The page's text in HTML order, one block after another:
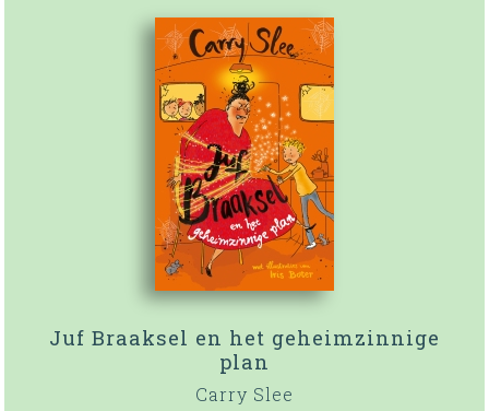
Juf Braaksel en het geheimzinnige
plan
Carry Slee